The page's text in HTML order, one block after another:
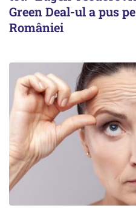
Green Deal-ul a pus
României